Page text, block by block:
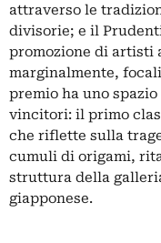
attraverso le
divisorie; e il
promozione di artisti
marginalmente,
premio ha uno
vincitori: il primo
che riflette sulla
cumuli di origami,
struttura della
giapponese.